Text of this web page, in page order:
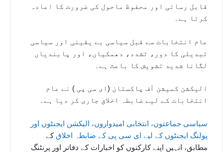
قابل رسائی اور محفوظ ماحول کی ضرورت کا اعادہ
کرتا ہے۔
عام انتخابات سے قبل سیاسی بے یقینی اور سیاسی
تبدیلی کا دور، تشدد، دھمکیاں، اور پابندیاں
لگانا شدید تشویش کا باعث ہے۔
الیکشن کمیشن آف پاکستان (ای سی پی ) نے عام
انتخابات کے لیے ضابطہ اخلاق جاری کر دیا ہے۔
سیاسی جماعتوں، انتخابی امیدواروں، الیکشن ایجنٹوں اور
پولنگ ایجنٹوں کے لیے ای سی پی کے ضابطہ اخلاق کے
مطابق، انہیں اپنے کارکنوں کو اخبارات کے دفاتر اور پرنٹنگ